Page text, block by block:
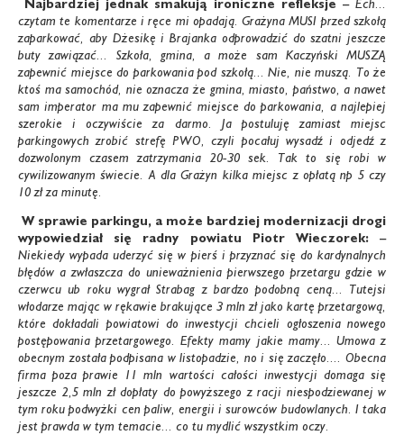
Najbardziej jednak smakują ironiczne refleksje –Ech...
czytam te komentarze i ręce mi opadają. Grażyna MUSI przed szkołą
zaparkować, aby Dżesikę i Brajanka odprowadzić do szatni jeszcze
buty zawiązać... Szkoła, gmina, a może sam Kaczyński MUSZĄ
zapewnić miejsce do parkowania pod szkołą... Nie, nie muszą. To że
ktoś ma samochód, nie oznacza że gmina, miasto, państwo, a nawet
sam imperator ma mu zapewnić miejsce do parkowania, a najlepiej
szerokie i oczywiście za darmo. Ja postuluję zamiast miejsc
parkingowych zrobić strefę PWO, czyli pocałuj wysadź i odjedź z
dozwolonym czasem zatrzymania 20-30 sek. Tak to się robi w
cywilizowanym świecie. A dla Grażyn kilka miejsc z opłatą np 5 czy
10 zł za minutę.
W sprawie parkingu, a może bardziej modernizacji drogi
wypowiedział się radny powiatu Piotr Wieczorek:–
Niekiedy wypada uderzyć się w pierś i przyznać się do kardynalnych
błędów a zwłaszcza do unieważnienia pierwszego przetargu gdzie w
czerwcu ub roku wygrał Strabag z bardzo podobną ceną... Tutejsi
włodarze mając w rękawie brakujące 3 mln zł jako kartę przetargową,
które dokładali powiatowi do inwestycji chcieli ogłoszenia nowego
postępowania przetargowego. Efekty mamy jakie mamy... Umowa z
obecnym została podpisana w listopadzie, no i się zaczęło.... Obecna
firma poza prawie 11 mln wartości całości inwestycji domaga się
jeszcze 2,5 mln zł dopłaty do powyższego z racji niespodziewanej w
tym roku podwyżki cen paliw, energii i surowców budowlanych. I taka
jest prawda w tym temacie... co tu mydlić wszystkim oczy.